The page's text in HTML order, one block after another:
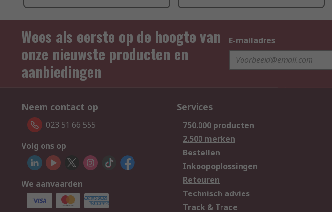
Wees als eerste op de hoogte van
onze nieuwste producten en
aanbiedingen
E-mailadres
Neem contact op
023 51 66 555
Volg ons op
We aanvaarden
Services
750.000 producten
2.500 merken
Bestellen
Inkoopoplossingen
Retouren
Technisch advies
Track & Trace